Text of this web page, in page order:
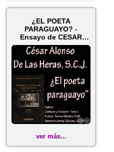
¿EL POETA
PARAGUAYO? -
Ensayo de CESAR
ALONSO DE LAS
HERAS, S.C....
ver más...